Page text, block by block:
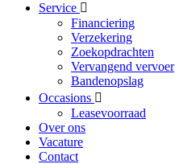
Service
Financiering
Verzekering
Zoekopdrachten
Vervangend vervoer
Bandenopslag
Occasions
Leasevoorraad
Over ons
Vacature
Contact